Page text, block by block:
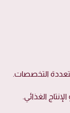
التخصصات.
الغذائي.